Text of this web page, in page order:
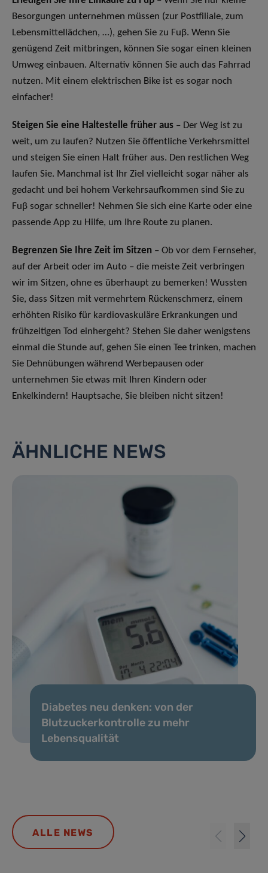
Besorgungen unternehmen müssen (zur Postfiliale, zum
Lebensmittellädchen, …), gehen Sie zu Fuβ. Wenn Sie
genügend Zeit mitbringen, können Sie sogar einen kleinen
Umweg einbauen. Alternativ können Sie auch das Fahrrad
nutzen. Mit einem elektrischen Bike ist es sogar noch
einfacher!
Steigen Sie eine Haltestelle früher aus – Der Weg ist zu
weit, um zu laufen? Nutzen Sie öffentliche Verkehrsmittel
und steigen Sie einen Halt früher aus. Den restlichen Weg
laufen Sie. Manchmal ist Ihr Ziel vielleicht sogar näher als
gedacht und bei hohem Verkehrsaufkommen sind Sie zu
Fuβ sogar schneller! Nehmen Sie sich eine Karte oder eine
passende App zu Hilfe, um Ihre Route zu planen.
Begrenzen Sie Ihre Zeit im Sitzen – Ob vor dem Fernseher,
auf der Arbeit oder im Auto – die meiste Zeit verbringen
wir im Sitzen, ohne es überhaupt zu bemerken! Wussten
Sie, dass Sitzen mit vermehrtem Rückenschmerz, einem
erhöhten Risiko für kardiovaskuläre Erkrankungen und
frühzeitigen Tod einhergeht? Stehen Sie daher wenigstens
einmal die Stunde auf, gehen Sie einen Tee trinken, machen
Sie Dehnübungen während Werbepausen oder
unternehmen Sie etwas mit Ihren Kindern oder
Enkelkindern! Hauptsache, Sie bleiben nicht sitzen!
ÄHNLICHE NEWS
Diabetes neu denken: von der
Blutzuckerkontrolle zu mehr
Lebensqualität
ALLE NEWS